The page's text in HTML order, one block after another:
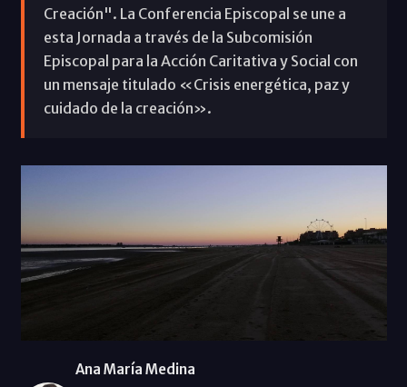
Creación". La Conferencia Episcopal se une a
esta Jornada a través de la Subcomisión
Episcopal para la Acción Caritativa y Social con
un mensaje titulado «Crisis energética, paz y
cuidado de la creación».
Ana María Medina